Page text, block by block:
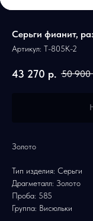
Серьги фианит,
Артикул: Т-805К-2
43 270 р. 50 900
Золото
Тип изделия: Серьги
Драгметалл: Золото
Проба: 585
Группа: Висюльки